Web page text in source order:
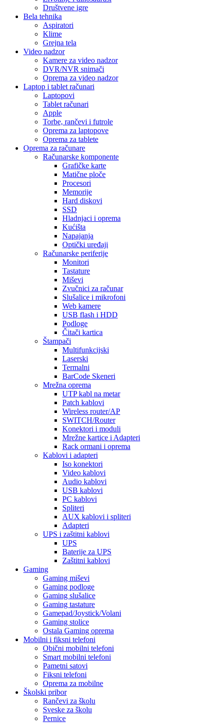
Društvene igre
Bela tehnika
Aspiratori
Klime
Grejna tela
Video nadzor
Kamere za video nadzor
DVR/NVR snimači
Oprema za video nadzor
Laptop i tablet računari
Laptopovi
Tablet računari
Apple
Torbe, rančevi i futrole
Oprema za laptopove
Oprema za tablete
Oprema za računare
Računarske komponente
Grafičke karte
Matične ploče
Procesori
Memorije
Hard diskovi
SSD
Hladnjaci i oprema
Kućišta
Napajanja
Optički uređaji
Računarske periferije
Monitori
Tastature
Miševi
Zvučnici za računar
Slušalice i mikrofoni
Web kamere
USB flash i HDD
Podloge
Čitači kartica
Štampači
Multifunkcijski
Laserski
Termalni
BarCode Skeneri
Mrežna oprema
UTP kabl na metar
Patch kablovi
Wireless router/AP
SWITCH/Router
Konektori i moduli
Mrežne kartice i Adapteri
Rack ormani i oprema
Kablovi i adapteri
Iso konektori
Video kablovi
Audio kablovi
USB kablovi
PC kablovi
Spliteri
AUX kablovi i spliteri
Adapteri
UPS i zaštitni kablovi
UPS
Baterije za UPS
Zaštitni kablovi
Gaming
Gaming miševi
Gaming podloge
Gaming slušalice
Gaming tastature
Gamepad/Joystick/Volani
Gaming stolice
Ostala Gaming oprema
Mobilni i fiksni telefoni
Obični mobilni telefoni
Smart mobilni telefoni
Pametni satovi
Fiksni telefoni
Oprema za mobilne
Školski pribor
Rančevi za školu
Sveske za školu
Pernice